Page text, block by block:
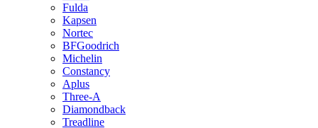
Fulda
Kapsen
Nortec
BFGoodrich
Michelin
Constancy
Aplus
Three-A
Diamondback
Treadline